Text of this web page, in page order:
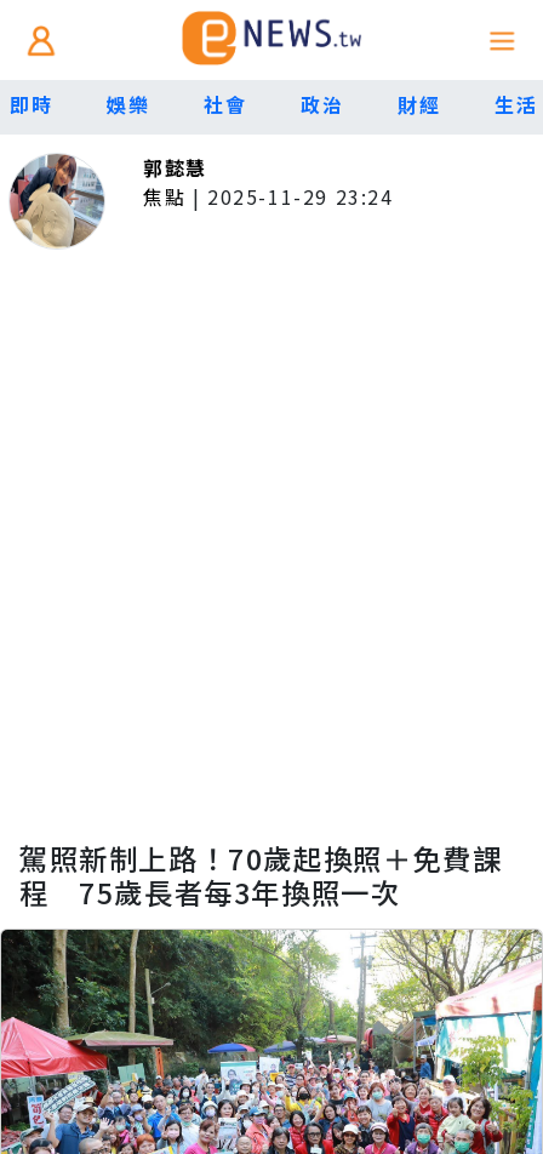
即時 娛樂 社會 政治 財經 生活
郭懿慧
焦點 | 2025-11-29 23:24
駕照新制上路！70歲起換照＋免費課
程 75歲長者每3年換照一次